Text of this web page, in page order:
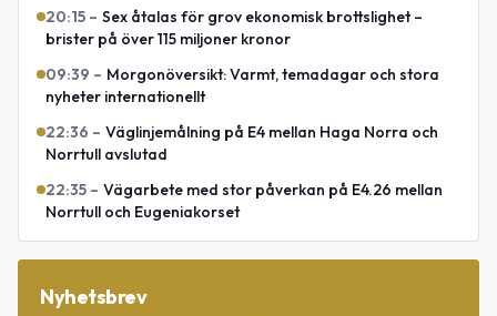
20:15 – Sex åtalas för grov ekonomisk brottslighet –
brister på över 115 miljoner kronor
09:39 – Morgonöversikt: Varmt, temadagar och stora
nyheter internationellt
22:36 – Väglinjemålning på E4 mellan Haga Norra och
Norrtull avslutad
22:35 – Vägarbete med stor påverkan på E4.26 mellan
Norrtull och Eugeniakorset
Nyhetsbrev